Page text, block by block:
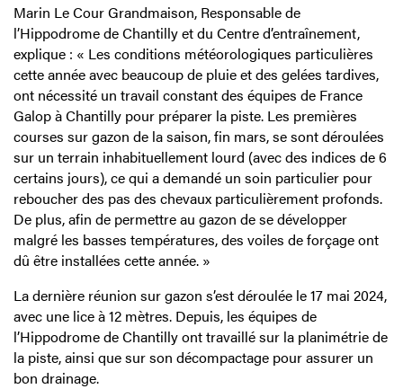
Marin Le Cour Grandmaison, Responsable de
l’Hippodrome de Chantilly et du Centre d’entraînement,
explique : « Les conditions météorologiques particulières
cette année avec beaucoup de pluie et des gelées tardives,
ont nécessité un travail constant des équipes de France
Galop à Chantilly pour préparer la piste. Les premières
courses sur gazon de la saison, fin mars, se sont déroulées
sur un terrain inhabituellement lourd (avec des indices de 6
certains jours), ce qui a demandé un soin particulier pour
reboucher des pas des chevaux particulièrement profonds.
De plus, afin de permettre au gazon de se développer
malgré les basses températures, des voiles de forçage ont
dû être installées cette année. »
La dernière réunion sur gazon s’est déroulée le 17 mai 2024,
avec une lice à 12 mètres. Depuis, les équipes de
l’Hippodrome de Chantilly ont travaillé sur la planimétrie de
la piste, ainsi que sur son décompactage pour assurer un
bon drainage.